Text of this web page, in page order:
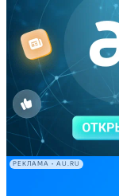
РЕКЛАМА • AU.RU